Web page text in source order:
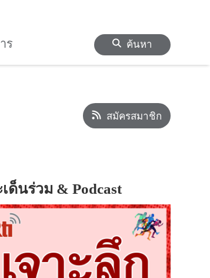
ร ค้นหา
สมัครสมาชิก
ด็นร่วม & Podcast